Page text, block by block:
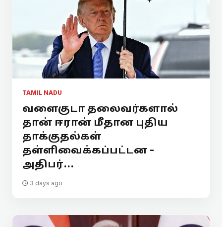
TAMIL NADU
வளைகுடா தலைவர்களால்
தான் ஈரான் மீதான புதிய
தாக்குதல்கள்
தள்ளிவைக்கப்பட்டன -
அதிபர்...
3 days ago